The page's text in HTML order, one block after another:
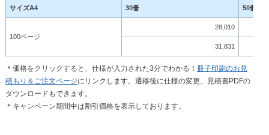
サイズA4 30冊 50冊
100ページ
28,010
31,831
＊価格をクリックすると、仕様が入力された3分でわかる！ 冊子印刷のお見
積もり＆ご注文ページにリンクします。遷移後に仕様の変更、見積書PDFの
ダウンロードもできます。
＊キャンペーン期間中は割引価格を表示しております。